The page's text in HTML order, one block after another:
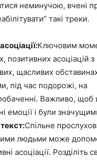
неминучою, вчені
такі треки.
Ключовим
позитивних асоціацій з
щасливих
під час подорожі, на
Важливо, щоб
емоції і були
Спільне
людьми може
асоціації. Розділіть